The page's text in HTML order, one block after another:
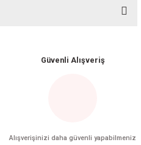
Güvenli Alışveriş
Alışverişinizi daha güvenli yapabilmeniz